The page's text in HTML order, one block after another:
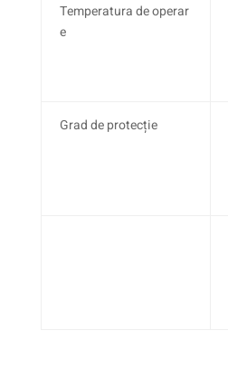
Temperatura de operar
e
Grad de protecție